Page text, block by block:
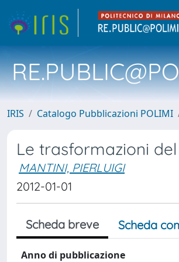
IRIS Catalogo Pubblicazioni POLIMI
Le trasformazioni
MANTINI, PIERLUIGI
2012-01-01
Scheda breve Scheda
Anno di pubblicazione